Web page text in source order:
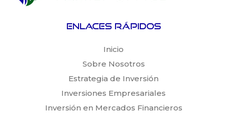
Enlaces rápidos
Inicio
Sobre Nosotros
Estrategia de Inversión
Inversiones Empresariales
Inversión en Mercados Financieros